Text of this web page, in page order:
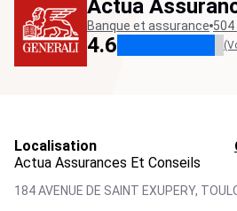
Actua
Banque et assurance
4.6
Localisation
Actua Assurances Et Conseils
184 AVENUE DE SAINT EXUPERY,